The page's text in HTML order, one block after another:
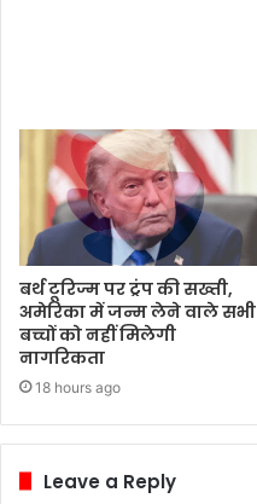
बर्थ टूरिज्म पर ट्रंप की सख्ती,
अमेरिका में जन्म लेने वाले सभी
बच्चों को नहीं मिलेगी
नागरिकता
18 hours ago
Leave a Reply